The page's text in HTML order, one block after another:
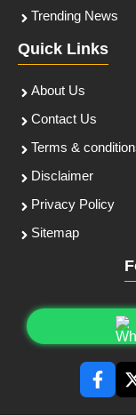
Trending News
Quick Links
About Us
Contact Us
Terms &
Disclaimer
Privacy Policy
Sitemap